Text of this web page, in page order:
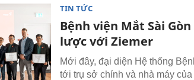
TIN TỨC
Bệnh viện Mắt Sài
lược với Ziemer
Mới đây, đại diện Hệ thống
tới trụ sở chính và nhà máy